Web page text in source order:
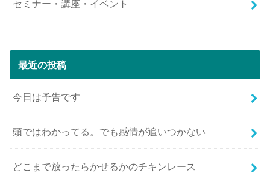
セミナー・講座・イベント
最近の投稿
今日は予告です
頭ではわかってる。でも感情が追いつかない
どこまで放ったらかせるかのチキンレース